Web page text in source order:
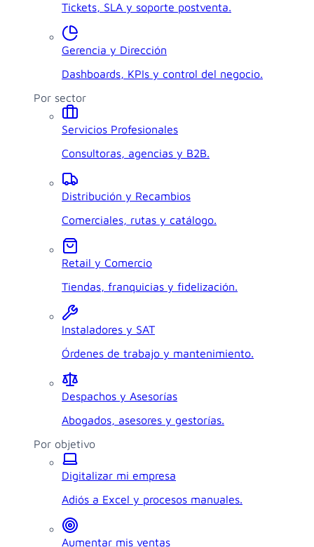
Tickets, SLA y soporte postventa.
Gerencia y Dirección
Dashboards, KPIs y control del negocio.
Por sector
Servicios Profesionales
Consultoras, agencias y B2B.
Distribución y Recambios
Comerciales, rutas y catálogo.
Retail y Comercio
Tiendas, franquicias y fidelización.
Instaladores y SAT
Órdenes de trabajo y mantenimiento.
Despachos y Asesorías
Abogados, asesores y gestorías.
Por objetivo
Digitalizar mi empresa
Adiós a Excel y procesos manuales.
Aumentar mis ventas